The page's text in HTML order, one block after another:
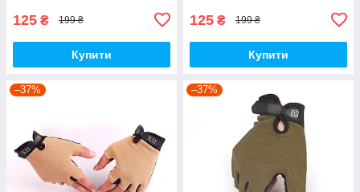
125 ₴ 199 ₴
Купити
125 ₴ 199 ₴
Купити
–37% –37%